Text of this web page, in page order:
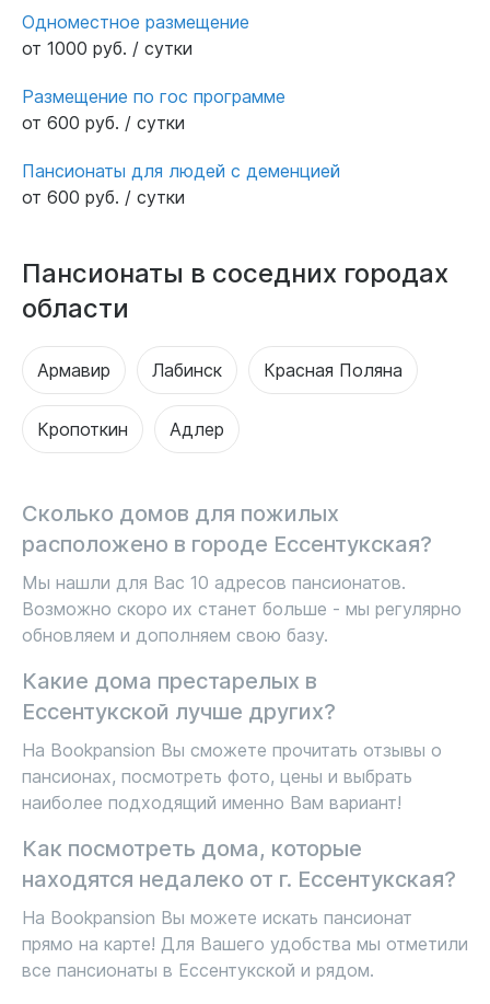
Одноместное размещение
от 1000 руб. / сутки
Размещение по гос программе
от 600 руб. / сутки
Пансионаты для людей с деменцией
от 600 руб. / сутки
Пансионаты в соседних городах
области
Армавир Лабинск Красная Поляна
Кропоткин Адлер
Сколько домов для пожилых
расположено в городе Ессентукская?
Мы нашли для Вас 10 адресов пансионатов.
Возможно скоро их станет больше - мы регулярно
обновляем и дополняем свою базу.
Какие дома престарелых в
Ессентукской лучше других?
На Bookpansion Вы сможете прочитать отзывы о
пансионах, посмотреть фото, цены и выбрать
наиболее подходящий именно Вам вариант!
Как посмотреть дома, которые
находятся недалеко от г. Ессентукская?
На Bookpansion Вы можете искать пансионат
прямо на карте! Для Вашего удобства мы отметили
все пансионаты в Ессентукской и рядом.